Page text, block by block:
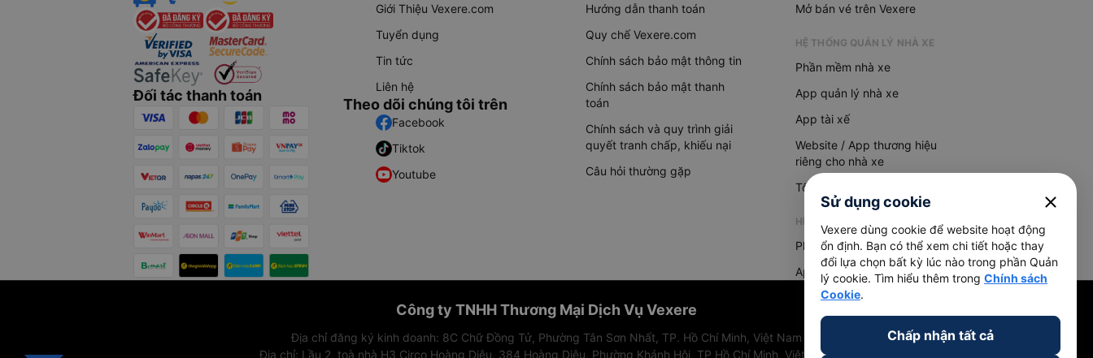
Đối tác thanh toán
Giới Thiệu Vexere.com
Tuyển dụng
Tin tức
Liên hệ
Theo dõi chúng tôi trên
Facebook
Tiktok
Youtube
Hướng dẫn thanh toán
Quy chế Vexere.com
Chính sách bảo mật thông tin
Chính sách bảo mật thanh
toán
Chính sách và quy trình giải
quyết tranh chấp, khiếu nại
Câu hỏi thường gặp
Mở bán vé trên Vexere
HỆ THỐNG QUẢN LÝ NHÀ XE
Phần mềm nhà xe
App quản lý nhà xe
App tài xế
Website / App thương hiệu
riêng cho nhà xe
Tổng đài AI
HỆ THỐNG QUẢN LÝ HÀNG HOÁ
Phần mềm quản lý hàng hoá
App quản lý hàng hoá
Công ty TNHH Thương Mại Dịch Vụ Vexere
Địa chỉ đăng ký kinh doanh: 8C Chữ Đồng Tử, Phường Tân Sơn Nhất, TP. Hồ Chí Minh, Việt Nam
Địa chỉ: Lầu 2, toà nhà H3 Circo Hoàng Diệu, 384 Hoàng Diệu, Phường Khánh Hội, TP Hồ Chí Minh, Việt Nam
Sử dụng cookie close
Vexere dùng cookie để website hoạt động
ổn định. Bạn có thể xem chi tiết hoặc thay
đổi lựa chọn bất kỳ lúc nào trong phần Quản
lý cookie. Tìm hiểu thêm trong Chính sách
Cookie.
Chấp nhận tất cả